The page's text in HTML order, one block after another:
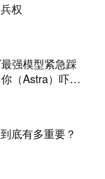
权
强模型紧急踩
（Astra）吓到
底有多重要？